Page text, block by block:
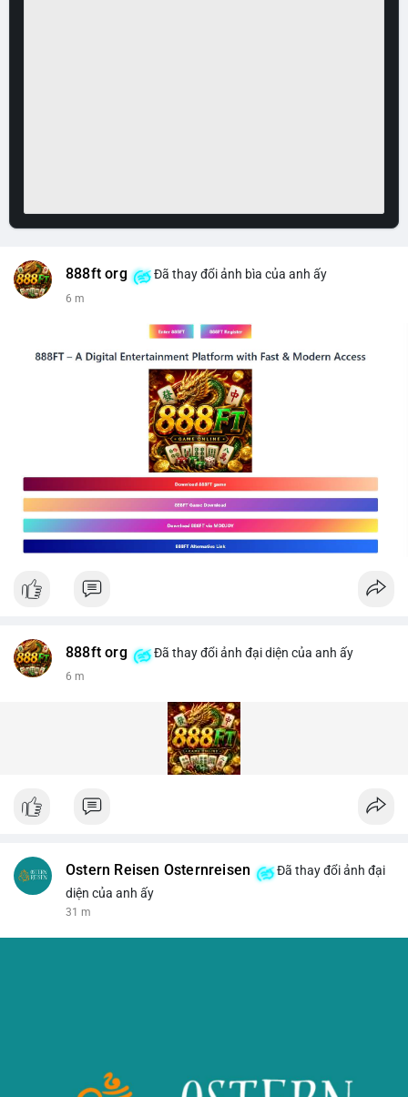
888ft org Đã thay đổi ảnh bìa của anh ấy
6 m
888ft org Đã thay đổi ảnh đại diện của anh ấy
6 m
Ostern Reisen Osternreisen
Đã thay đổi ảnh đại
diện của anh ấy
31 m